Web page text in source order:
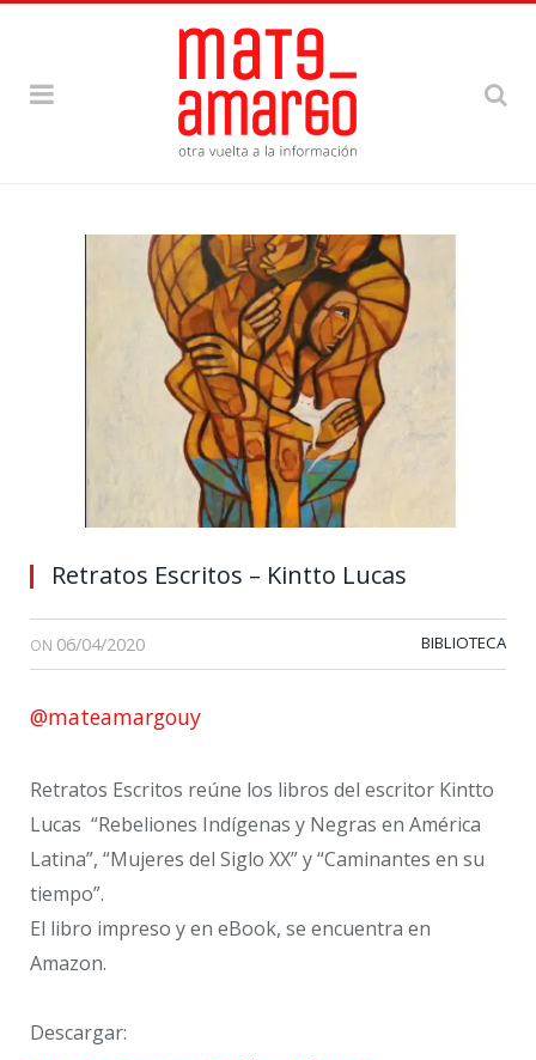
Retratos Escritos – Kintto Lucas
ON 06/04/2020 BIBLIOTECA
@mateamargouy
Retratos Escritos reúne los libros del escritor Kintto
Lucas “Rebeliones Indígenas y Negras en América
Latina”, “Mujeres del Siglo XX” y “Caminantes en su
tiempo”.
El libro impreso y en eBook, se encuentra en
Amazon.
Descargar: